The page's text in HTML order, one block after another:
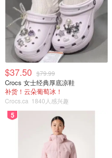
$37.50 $79.99
Crocs 女士经典厚底凉鞋
补货！云朵葡萄冰！
Crocs.ca 1840人感兴趣
5